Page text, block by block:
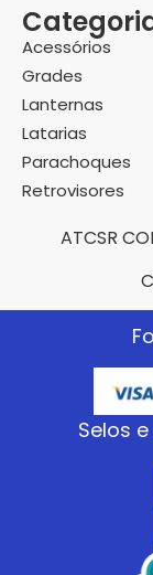
Acessórios
Grades
Lanternas
Latarias
Parachoques
Retrovisores
ATCSR
Selos